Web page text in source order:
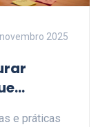
2025
e práticas